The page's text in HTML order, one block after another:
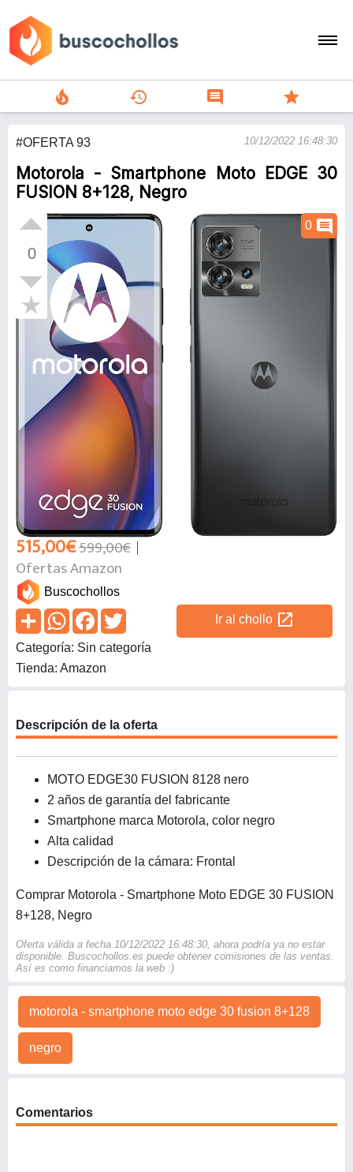
search
person
add
Menu
local_fire_department history comment star
#OFERTA 93 10/12/2022 16:48:30
Motorola - Smartphone Moto EDGE 30
FUSION 8+128, Negro
0
0 comment
515,00€599,00€
Ofertas Amazon
Buscochollos
Ir al chollo open_in_new
Categoría: Sin categoría
Tienda: Amazon
Descripción de la oferta
MOTO EDGE30 FUSION 8128 nero
2 años de garantía del fabricante
Smartphone marca Motorola, color negro
Alta calidad
Descripción de la cámara: Frontal
Comprar Motorola - Smartphone Moto EDGE 30 FUSION
8+128, Negro
Oferta válida a fecha 10/12/2022 16:48:30, ahora podría ya no estar
disponible. Buscochollos.es puede obtener comisiones de las ventas.
Así es como financiamos la web :)
motorola - smartphone moto edge 30 fusion 8+128
negro
Comentarios